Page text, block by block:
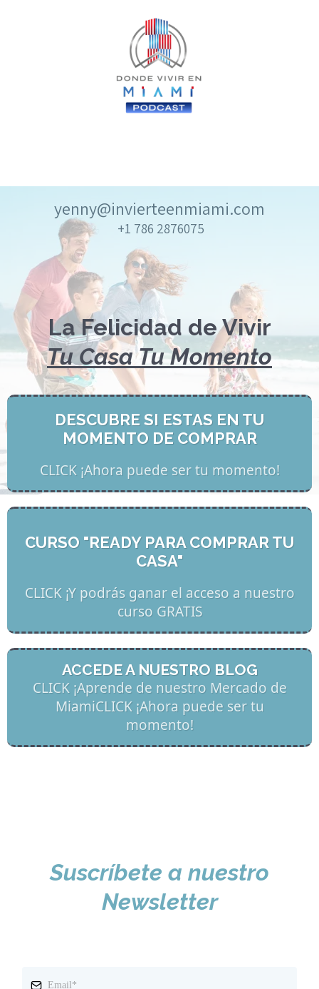
yenny@invierteenmiami.com
+1 786 2876075
La Felicidad de Vivir
Tu Casa Tu Momento
DESCUBRE SI ESTAS EN TU
MOMENTO DE COMPRAR
CLICK ¡Ahora puede ser tu momento!
CURSO "READY PARA COMPRAR TU
CASA"
CLICK ¡Y podrás ganar el acceso a nuestro
curso GRATIS
ACCEDE A NUESTRO BLOG
CLICK ¡Aprende de nuestro Mercado de
MiamiCLICK ¡Ahora puede ser tu
momento!
Suscríbete a nuestro
Newsletter